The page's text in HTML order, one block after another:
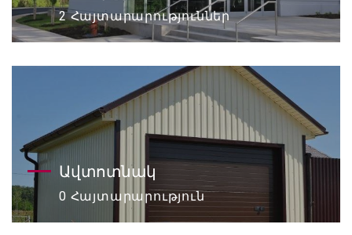
2 Հայտարարություններ
Ավտոտնակ
0 Հայտարարություն